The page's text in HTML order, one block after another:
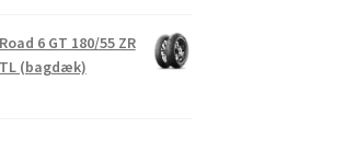
6 GT 180/55 ZR
TL (bagdæk)